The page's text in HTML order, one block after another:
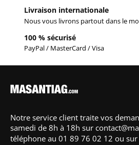
Livraison internationale
Nous vous livrons partout dans le
100 % sécurisé
PayPal / MasterCard / Visa
Notre service client traite vos
samedi de 8h à 18h sur
téléphone au 01 89 76 02 12 ou sur